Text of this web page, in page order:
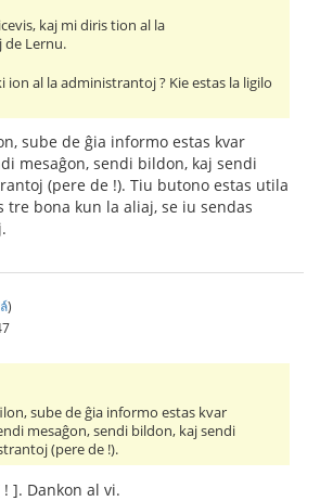
kaj mi diris tion al la
Lernu.
ion al la administrantoj ? Kie estas la ligilo
sube de ĝia informo estas kvar
mesaĝon, sendi bildon, kaj sendi
(pere de !). Tiu butono estas utila
tre bona kun la aliaj, se iu sendas
)
sube de ĝia informo estas kvar
mesaĝon, sendi bildon, kaj sendi
(pere de !).
]. Dankon al vi.